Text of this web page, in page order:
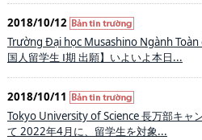
2018/10/12
Trường Đại học Musashino Ngành
国人留学生 Ⅰ期 出願】いよいよ本日...
2018/10/11
Tokyo University of Science 長万部キャ
て 2022年4月に、留学生を対象...